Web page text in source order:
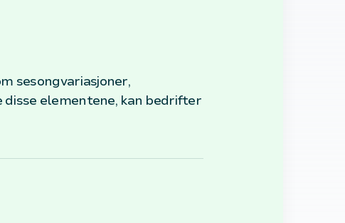
sesongvariasjoner,
elementene, kan bedrifter